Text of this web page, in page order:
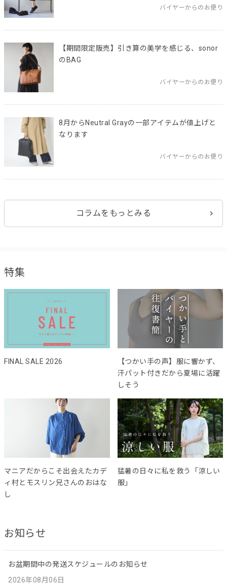
バイヤーからのお便り
【期間限定販売】引き算の美学を感じる、sonor
のBAG
バイヤーからのお便り
8月からNeutral Grayの一部アイテムが値上げと
なります
バイヤーからのお便り
コラムをもっとみる
特集
FINAL SALE 2026
【つかい手の声】服に響かず、
汗パット付きだから夏場に活躍
しそう
マニアだからこそ出会えたカデ
ィ村とモスリン兄さんのおはな
し
猛暑の日々に私を救う「涼しい
服」
お知らせ
お盆期間中の発送スケジュールのお知らせ
2026年08月06日